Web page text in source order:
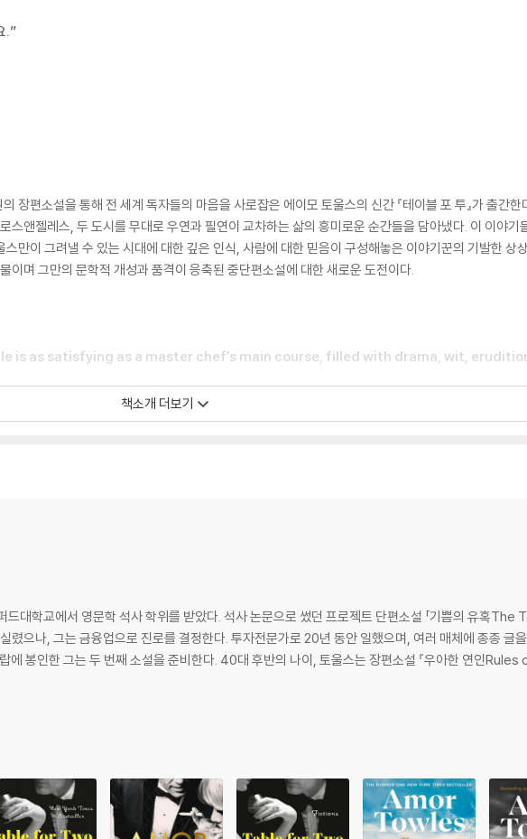
.”
권의 장편소설을 통해 전 세계 독자들의 마음을 사로잡은 에이모 토울스의 신간 『테이블 포 투』가 출간
스앤젤레스, 두 도시를 무대로 우연과 필연이 교차하는 삶의 흥미로운 순간들을 담아냈다. 이 이야기
만이 그려낼 수 있는 시대에 대한 깊은 인식, 사람에 대한 믿음이 구성해놓은 이야기꾼의 기발한 상
이며 그만의 문학적 개성과 품격이 응축된 중단편소설에 대한 새로운 도전이다.
is as satisfying as a master chef’s main course, filled with drama, wit,
into tableaus of deceit and desire. Beneath his coifed prose Towles
- The New York Times Book Review
he shares some of his shorter fiction: six stories based in New York City and a novella
at the heart of modern marriages. Told from seven points of view, “Eve in
the indomitable Evelyn Ross from Rules of Civility, crafts a new future for
sets, bungalows, and dive bars of 1930s Los Angeles.
Table for Two is another glittering addition to Towles’s canon of stylish and
책소개 더보기
드대학교에서 영문학 석사 학위를 받았다. 석사 논문으로 썼던 프로젝트 단편소설 「기쁨의 유혹
으나, 그는 금융업으로 진로를 결정한다. 투자전문가로 20년 동안 일했으며, 여러 매체에 종종 글
에 봉인한 그는 두 번째 소설을 준비한다. 40대 후반의 나이, 토울스는 장편소설 『우아한 연인